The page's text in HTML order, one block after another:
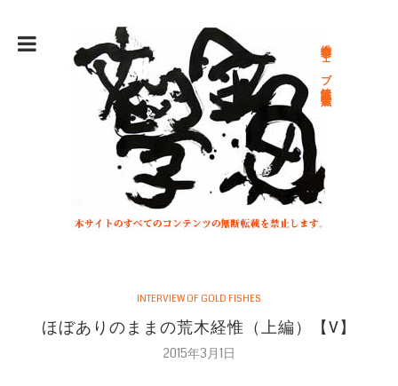
総合文学ウェブ情報誌 文学金魚
INTERVIEW OF GOLD FISHES
ほぼありのままの荒木経惟（上編）【V】
2015年3月1日